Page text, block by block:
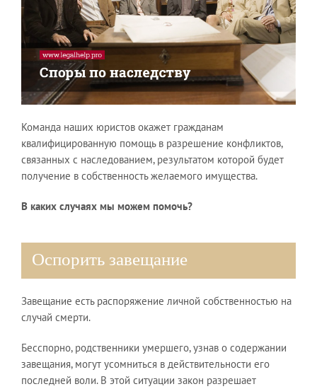
Команда наших юристов окажет гражданам
квалифицированную помощь в разрешение конфликтов,
связанных с наследованием, результатом которой будет
получение в собственность желаемого имущества.
В каких случаях мы можем помочь?
Оспорить завещание
Завещание есть распоряжение личной собственностью на
случай смерти.
Бесспорно, родственники умершего, узнав о содержании
завещания, могут усомниться в действительности его
последней воли. В этой ситуации закон разрешает